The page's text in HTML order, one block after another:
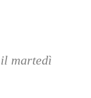
martedì